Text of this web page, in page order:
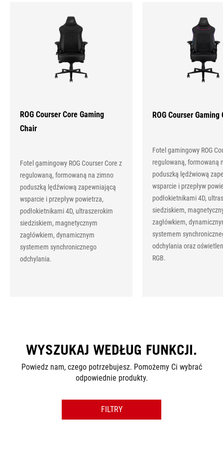
ROG Courser Core Gaming
Chair
Fotel gamingowy ROG Courser Core z
regulowaną, formowaną na zimno
poduszką lędźwiową zapewniającą
wsparcie i przepływ powietrza,
podłokietnikami 4D, ultraszerokim
siedziskiem, magnetycznym
zagłówkiem, dynamicznym
systemem synchronicznego
odchylania.
ROG Courser Gaming
Fotel gamingowy ROG
regulowaną, formowaną
poduszką lędźwiową
wsparcie i przepływ
podłokietnikami 4D,
siedziskiem,
zagłówkiem,
systemem
odchylania oraz
RGB.
WYSZUKAJ WEDŁUG FUNKCJI.
Powiedz nam, czego potrzebujesz. Pomożemy Ci wybrać
odpowiednie produkty.
FILTRY